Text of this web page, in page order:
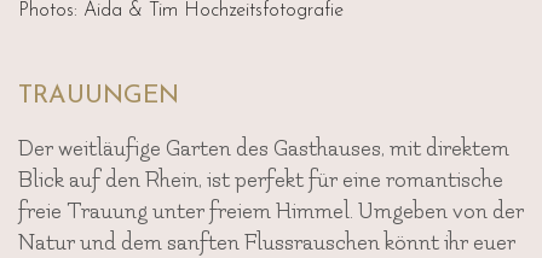
Photos: Aida & Tim Hochzeitsfotografie
TRAUUNGEN
Der weitläufige Garten des Gasthauses, mit direktem
Blick auf den Rhein, ist perfekt für eine romantische
freie Trauung unter freiem Himmel. Umgeben von der
Natur und dem sanften Flussrauschen könnt ihr euer